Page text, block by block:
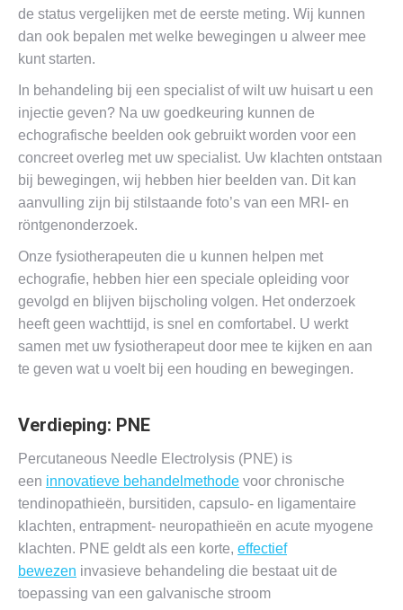
de status vergelijken met de eerste meting. Wij kunnen
dan ook bepalen met welke bewegingen u alweer mee
kunt starten.
In behandeling bij een specialist of wilt uw huisart u een
injectie geven? Na uw goedkeuring kunnen de
echografische beelden ook gebruikt worden voor een
concreet overleg met uw specialist. Uw klachten ontstaan
bij bewegingen, wij hebben hier beelden van. Dit kan
aanvulling zijn bij stilstaande foto’s van een MRI- en
röntgenonderzoek.
Onze fysiotherapeuten die u kunnen helpen met
echografie, hebben hier een speciale opleiding voor
gevolgd en blijven bijscholing volgen. Het onderzoek
heeft geen wachttijd, is snel en comfortabel. U werkt
samen met uw fysiotherapeut door mee te kijken en aan
te geven wat u voelt bij een houding en bewegingen.
Verdieping: PNE
Percutaneous Needle Electrolysis (PNE) is
een innovatieve behandelmethode voor chronische
tendinopathieën, bursitiden, capsulo- en ligamentaire
klachten, entrapment- neuropathieën en acute myogene
klachten. PNE geldt als een korte, effectief
bewezen invasieve behandeling die bestaat uit de
toepassing van een galvanische stroom